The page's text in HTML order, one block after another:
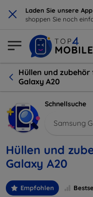
× Laden Sie unsere
shoppen Sie noch
Hüllen und
Galaxy A20
Schnellsuche
Samsung
Hüllen und
Galaxy A20
Empfohlen